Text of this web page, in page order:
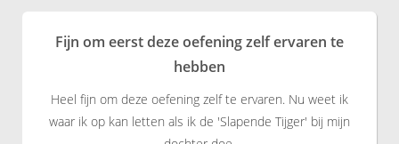
Fijn om eerst deze oefening zelf ervaren te
hebben
Heel fijn om deze oefening zelf te ervaren. Nu weet ik
waar ik op kan letten als ik de 'Slapende Tijger' bij mijn